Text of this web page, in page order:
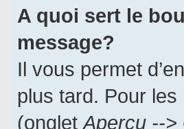
A quoi sert le
message?
Il vous permet
plus tard. Pour les
(ongletAperçu -->